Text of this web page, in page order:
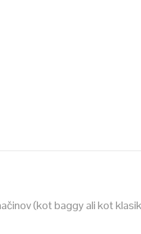
(kot baggy ali kot